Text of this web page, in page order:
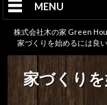
MENU
株式会社木の家 Green
家づくりを始めるには良
家づくり